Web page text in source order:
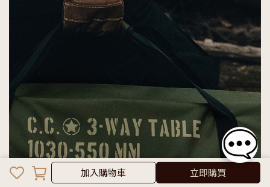
加入購物車
加入購物車 立即購買